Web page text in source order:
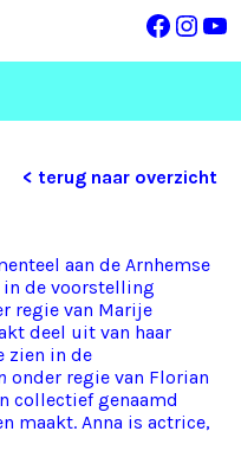
< terug naar overzicht
aan de Arnhemse
in de voorstelling
regie van Marije
deel uit van haar
zien in de
onder regie van Florian
collectief genaamd
maakt. Anna is actrice,